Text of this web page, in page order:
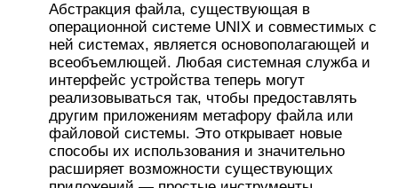
Абстракция файла, существующая в
операционной системе UNIX и совместимых с
ней системах, является основополагающей и
всеобъемлющей. Любая системная служба и
интерфейс устройства теперь могут
реализовываться так, чтобы предоставлять
другим приложениям метафору файла или
файловой системы. Это открывает новые
способы их использования и значительно
расширяет возможности существующих